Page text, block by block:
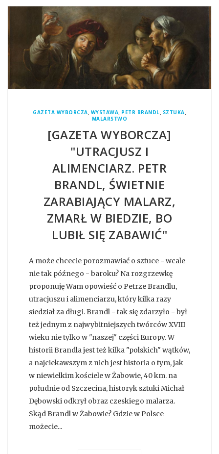
GAZETA WYBORCZA, WYSTAWA, PETR BRANDL, SZTUKA,
MALARSTWO
[GAZETA WYBORCZA]
"UTRACJUSZ I
ALIMENCIARZ. PETR
BRANDL, ŚWIETNIE
ZARABIAJĄCY MALARZ,
ZMARŁ W BIEDZIE, BO
LUBIŁ SIĘ ZABAWIĆ"
A może chcecie porozmawiać o sztuce - wcale
nie tak późnego - baroku? Na rozgrzewkę
proponuję Wam opowieść o Petrze Brandlu,
utracjuszu i alimenciarzu, który kilka razy
siedział za długi. Brandl - tak się zdarzyło - był
też jednym z najwybitniejszych twórców XVIII
wieku nie tylko w "naszej" części Europy. W
historii Brandla jest też kilka "polskich" wątków,
a najciekawszym z nich jest historia o tym, jak
w niewielkim kościele w Żabowie, 40 km. na
południe od Szczecina, historyk sztuki Michał
Dębowski odkrył obraz czeskiego malarza.
Skąd Brandl w Żabowie? Gdzie w Polsce
możecie...